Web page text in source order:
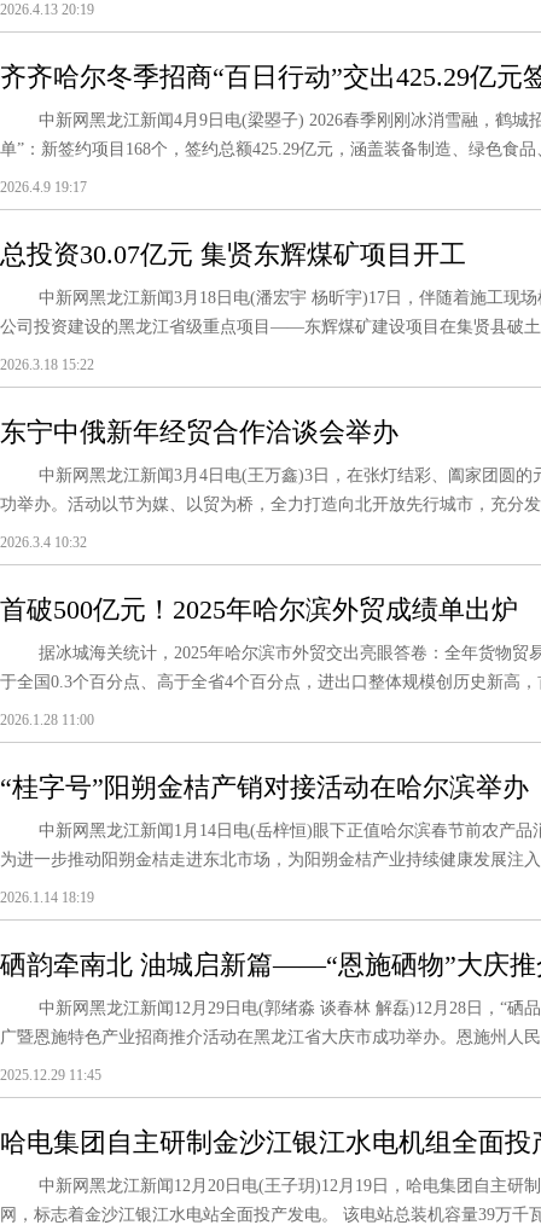
2026.4.13 20:19
齐齐哈尔冬季招商“百日行动”交出425.29亿元
中新网黑龙江新闻4月9日电(梁曌子) 2026春季刚刚冰消雪融，鹤城
单”：新签约项目168个，签约总额425.29亿元，涵盖装备制造、绿色食
2026.4.9 19:17
总投资30.07亿元 集贤东辉煤矿项目开工
中新网黑龙江新闻3月18日电(潘宏宇 杨昕宇)17日，伴随着施工现场
公司投资建设的黑龙江省级重点项目——东辉煤矿建设项目在集贤县破
2026.3.18 15:22
东宁中俄新年经贸合作洽谈会举办
中新网黑龙江新闻3月4日电(王万鑫)3日，在张灯结彩、阖家团圆的
功举办。活动以节为媒、以贸为桥，全力打造向北开放先行城市，充分
2026.3.4 10:32
首破500亿元！2025年哈尔滨外贸成绩单出炉
据冰城海关统计，2025年哈尔滨市外贸交出亮眼答卷：全年货物贸
于全国0.3个百分点、高于全省4个百分点，进出口整体规模创历史新高
2026.1.28 11:00
“桂字号”阳朔金桔产销对接活动在哈尔滨举办
中新网黑龙江新闻1月14日电(岳梓恒)眼下正值哈尔滨春节前农产品
为进一步推动阳朔金桔走进东北市场，为阳朔金桔产业持续健康发展注
2026.1.14 18:19
硒韵牵南北 油城启新篇——“恩施硒物”大庆
中新网黑龙江新闻12月29日电(郭绪淼 谈春林 解磊)12月28日，“硒
广暨恩施特色产业招商推介活动在黑龙江省大庆市成功举办。恩施州人
2025.12.29 11:45
哈电集团自主研制金沙江银江水电机组全面投
中新网黑龙江新闻12月20日电(王子玥)12月19日，哈电集团自主研
网，标志着金沙江银江水电站全面投产发电。 该电站总装机容量39万千